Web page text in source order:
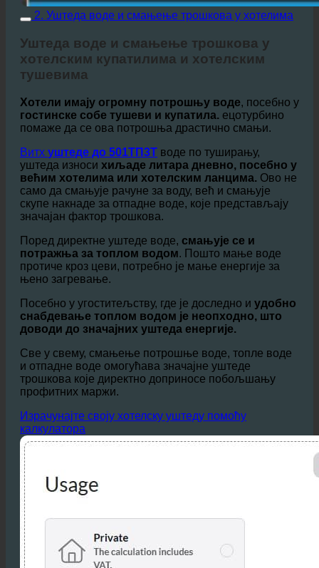
2. Уштеда воде и смањење трошкова у хотелима
Уштеда воде и смањење трошкова у
хотелским купатилима и хотелским
тушевима
Хотели имају огромну потрошњу воде
гостинске собе тушеви и купатила.ецотурбино
помаже да се ова потрошња драстично смањи.
Витх уштеде до 501ТП3Тводе по туширању,
уштеда износихиљаде литара дневно, посебно у
већим хотелима или хотелским ланцима.
Ово не
само да смањује рачуне за воду, већ и смањује
скупе накнаде за отпадне воде, које представљају
значајан фактор трошкова.
Поред директне уштеде воде,
смањује се и
потражња за топлом водом
протиче кроз цеви, потребно је мање енергије за
њено загревање.
Посебно у угоститељству, где је доследно и
снабдевање топлом водом је неопходно, што
доводи до значајних уштеда енергије.
Све у свему, смањење потрошње воде, топле воде
и отпадне воде омогућава значајне уштеде
трошкова које директно доприносе побољшању
профитних маржи.
Израчунајте своју хотелску уштеду помоћу
калкулатора